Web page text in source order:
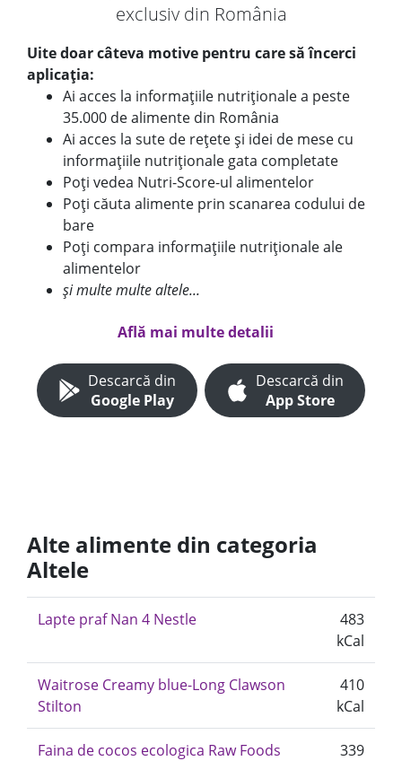
exclusiv din România
Uite doar câteva motive pentru care să încerci
aplicația:
Ai acces la informațiile nutriționale a peste
35.000 de alimente din România
Ai acces la sute de rețete și idei de mese cu
informațiile nutriționale gata completate
Poți vedea Nutri-Score-ul alimentelor
Poți căuta alimente prin scanarea codului de
bare
Poți compara informațiile nutriționale ale
alimentelor
și multe multe altele...
Află mai multe detalii
Descarcă din
Google Play
Descarcă din
App Store
Alte alimente din categoria
Altele
Lapte praf Nan 4 Nestle
483
kCal
Waitrose Creamy blue-Long Clawson
Stilton
410
kCal
Faina de cocos ecologica Raw Foods
339